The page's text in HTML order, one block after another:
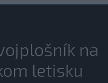
na
letisku